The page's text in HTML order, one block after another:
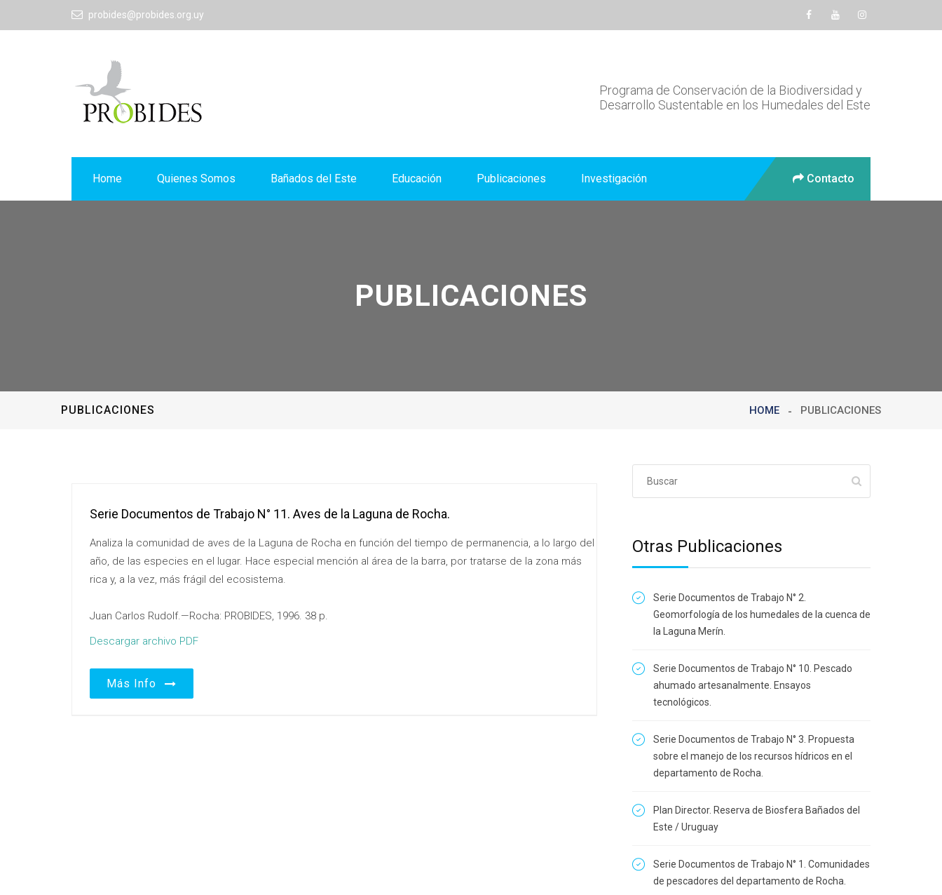
probides@probides.org.uy
Programa de Conservación de la Biodiversidad y
Desarrollo Sustentable en los Humedales del Este
Home Quienes Somos Bañados del Este Educación Publicaciones Investigación Contacto
PUBLICACIONES
PUBLICACIONES HOME PUBLICACIONES
Serie Documentos de Trabajo N° 11. Aves de la Laguna de Rocha.
Analiza la comunidad de aves de la Laguna de Rocha en función del tiempo de permanencia, a lo largo del
año, de las especies en el lugar. Hace especial mención al área de la barra, por tratarse de la zona más
rica y, a la vez, más frágil del ecosistema.
Juan Carlos Rudolf.—Rocha: PROBIDES, 1996. 38 p.
Descargar archivo PDF
Más Info
Otras Publicaciones
Serie Documentos de Trabajo N° 2.
Geomorfología de los humedales de la cuenca de
la Laguna Merín.
Serie Documentos de Trabajo N° 10. Pescado
ahumado artesanalmente. Ensayos
tecnológicos.
Serie Documentos de Trabajo N° 3. Propuesta
sobre el manejo de los recursos hídricos en el
departamento de Rocha.
Plan Director. Reserva de Biosfera Bañados del
Este / Uruguay
Serie Documentos de Trabajo N° 1. Comunidades
de pescadores del departamento de Rocha.